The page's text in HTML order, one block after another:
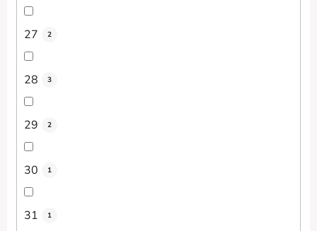
27 2
28 3
29 2
30 1
31 1